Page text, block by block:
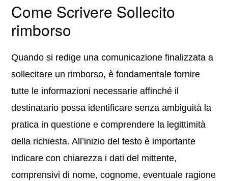
Come Scrivere Sollecito
rimborso
Quando si redige una comunicazione finalizzata a
sollecitare un rimborso, è fondamentale fornire
tutte le informazioni necessarie affinché il
destinatario possa identificare senza ambiguità la
pratica in questione e comprendere la legittimità
della richiesta. All’inizio del testo è importante
indicare con chiarezza i dati del mittente,
comprensivi di nome, cognome, eventuale ragione